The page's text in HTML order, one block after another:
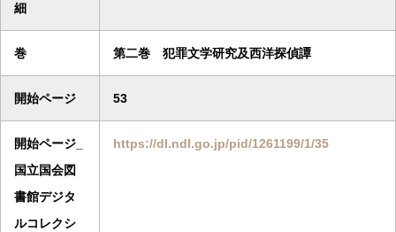
細
巻 第二巻 犯罪文学研究及西洋探偵譚
開始ページ 53
開始ページ_
国立国会図
書館デジタ
ルコレクシ
https://dl.ndl.go.jp/pid/1261199/1/35